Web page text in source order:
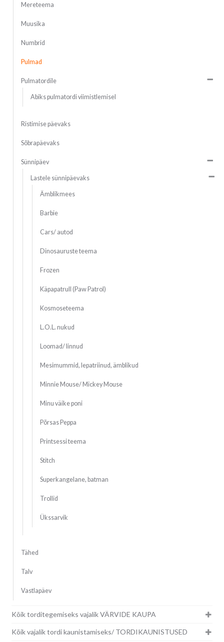
Mereteema
Muusika
Numbrid
Pulmad
Pulmatordile
Abiks pulmatordi viimistlemisel
Ristimise päevaks
Sõbrapäevaks
Sünnipäev
Lastele sünnipäevaks
Ämblikmees
Barbie
Cars/ autod
Dinosauruste teema
Frozen
Käpapatrull (Paw Patrol)
Kosmoseteema
L.O.L. nukud
Loomad/ linnud
Mesimummid, lepatriinud, ämblikud
Minnie Mouse/ Mickey Mouse
Minu väike poni
Põrsas Peppa
Printsessi teema
Stitch
Superkangelane, batman
Trollid
Ükssarvik
Tähed
Talv
Vastlapäev
Kõik torditegemiseks vajalik VÄRVIDE KAUPA
Kõik vajalik tordi kaunistamiseks/ TORDIKAUNISTUSED